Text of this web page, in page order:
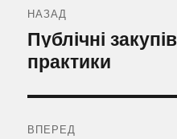
записів
НАЗАД
Попередній
запис:
Публічні
практики
ВПЕРЕД